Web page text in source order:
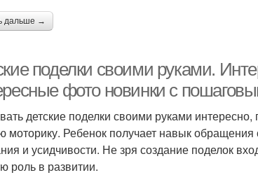
дальше →
поделки своими руками.
фото новинки с
детские поделки своими руками
моторику. Ребенок получает навык
и усидчивости. Не зря создание поделок
роль в развитии.